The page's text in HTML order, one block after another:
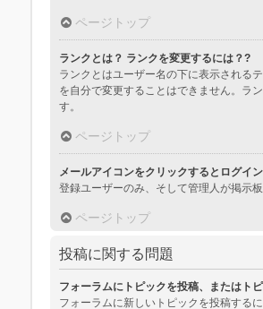
ページトップ
ランクとは？ ランクを変更するには？?
ランクとはユーザー名の下に表示される
を自分で変更することはできません。ラ
す。
ページトップ
メールアイコンをクリックするとログイ
登録ユーザーのみ、そして管理人が掲示
ページトップ
投稿に関する問題
フォーラムにトピックを投稿、またはト
フォーラムに新しいトピックを投稿する